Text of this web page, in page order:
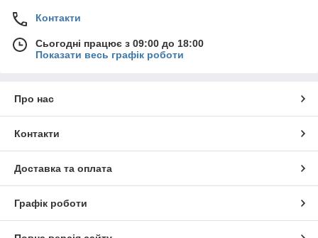
Контакти
Сьогодні працює з 09:00 до 18:00
Показати весь графік роботи
Про нас
Контакти
Доставка та оплата
Графік роботи